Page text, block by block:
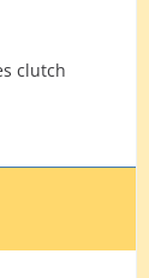
clutch